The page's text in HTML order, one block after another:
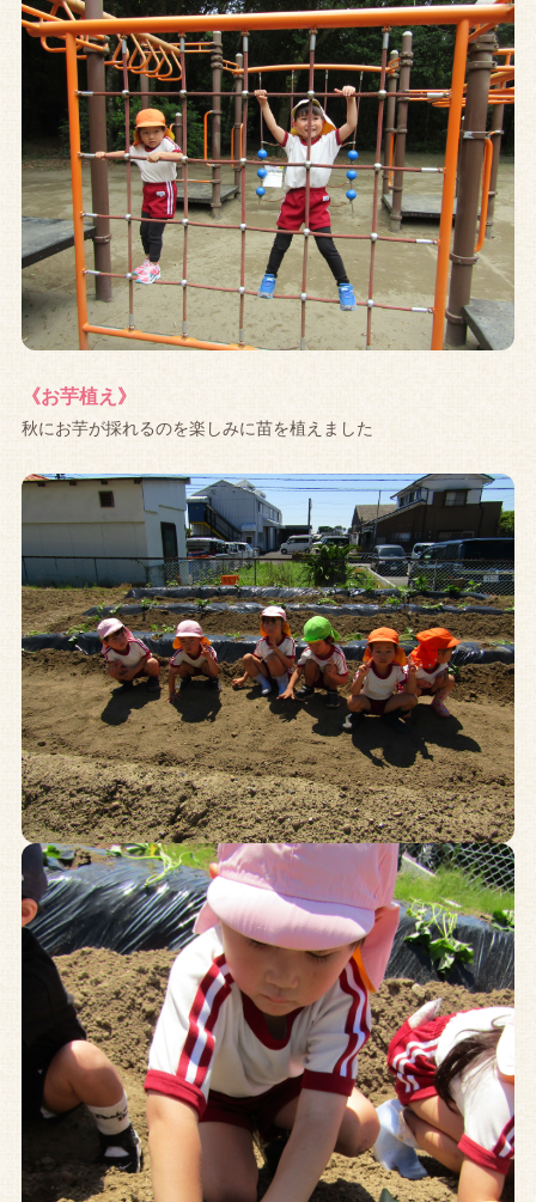
《お芋植え》
秋にお芋が採れるのを楽しみに苗を植えました